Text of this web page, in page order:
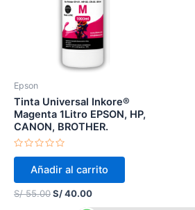
Epson
Tinta Universal Inkore®
Magenta 1Litro EPSON, HP,
CANON, BROTHER.
Valorado
de
5
Añadir al carrito
S/55.00S/40.00